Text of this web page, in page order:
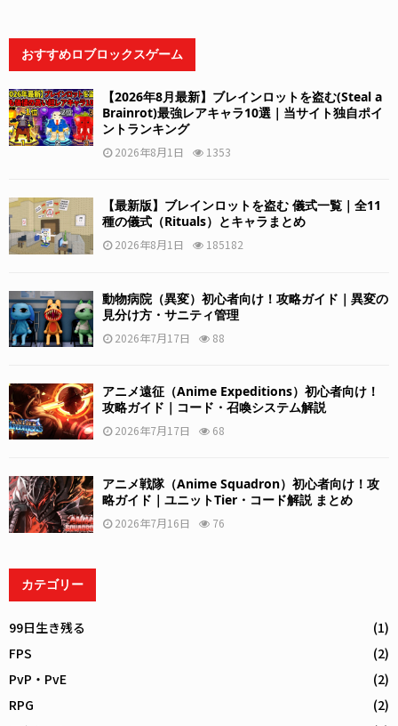
おすすめロブロックスゲーム
【2026年8月最新】ブレインロットを盗む(Steal a
Brainrot)最強レアキャラ10選｜当サイト独自ポイ
ントランキング
2026年8月1日 1353
【最新版】ブレインロットを盗む 儀式一覧｜全11
種の儀式（Rituals）とキャラまとめ
2026年8月1日 185182
動物病院（異変）初心者向け！攻略ガイド｜異変の
見分け方・サニティ管理
2026年7月17日 88
アニメ遠征（Anime Expeditions）初心者向け！
攻略ガイド｜コード・召喚システム解説
2026年7月17日 68
アニメ戦隊（Anime Squadron）初心者向け！攻
略ガイド｜ユニットTier・コード解説 まとめ
2026年7月16日 76
カテゴリー
99日生き残る
(1)
FPS
(2)
PvP・PvE
(2)
RPG
(2)